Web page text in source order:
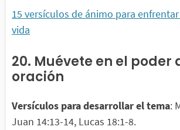
15 versículos de ánimo para
vida
20. Muévete en el poder
oración
Versículos para desarrollar el tema:
Juan 14:13-14, Lucas 18:1-8.